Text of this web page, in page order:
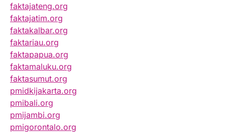
faktajateng.org
faktajatim.org
faktakalbar.org
faktariau.org
faktapapua.org
faktamaluku.org
faktasumut.org
pmidkijakarta.org
pmibali.org
pmijambi.org
pmigorontalo.org